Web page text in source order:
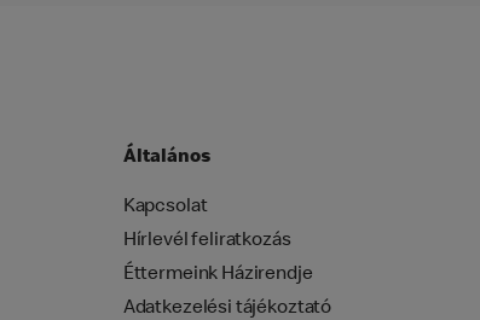
Általános
Kapcsolat
Hírlevél feliratkozás
Éttermeink Házirendje
Adatkezelési tájékoztató